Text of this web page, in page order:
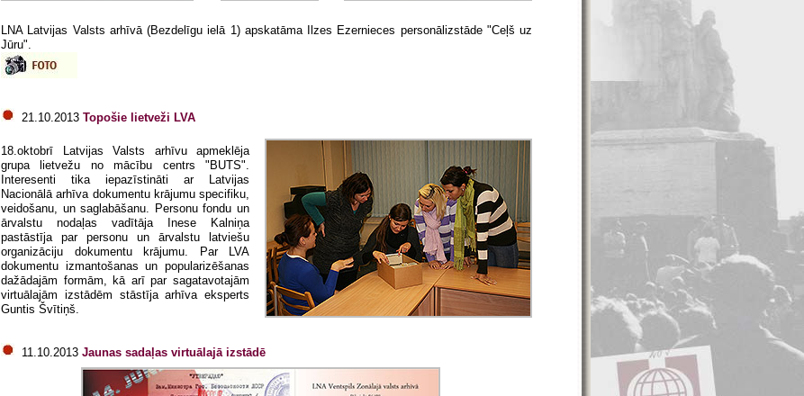
LNA Latvijas Valsts arhīvā (Bezdelīgu ielā 1) apskatāma Ilzes Ezernieces personālizstāde "Ceļš uz
Jūru".
21.10.2013 Topošie lietveži LVA
18.oktobrī Latvijas Valsts arhīvu apmeklēja
grupa lietvežu no mācību centrs "BUTS".
Interesenti tika iepazīstināti ar Latvijas
Nacionālā arhīva dokumentu krājumu specifiku,
veidošanu, un saglabāšanu. Personu fondu un
ārvalstu nodaļas vadītāja Inese Kalniņa
pastāstīja par personu un ārvalstu latviešu
organizāciju dokumentu krājumu. Par LVA
dokumentu izmantošanas un popularizēšanas
dažādajām formām, kā arī par sagatavotajām
virtuālajām izstādēm stāstīja arhīva eksperts
Guntis Švītiņš.
11.10.2013 Jaunas sadaļas virtuālajā izstādē